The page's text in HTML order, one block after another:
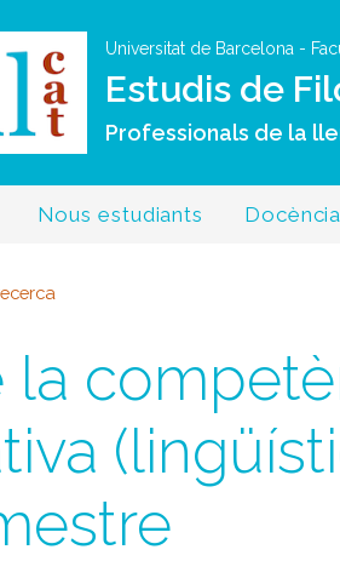
Universitat de Barcelona -
Estudis de
Professionals de la
Nous estudiants Docència
la